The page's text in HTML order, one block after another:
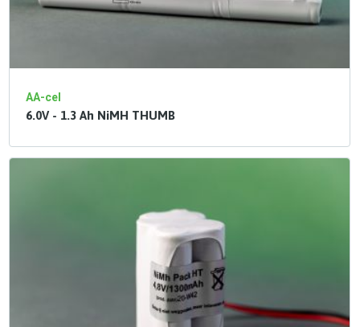
AA-cel
6.0V - 1.3 Ah NiMH THUMB